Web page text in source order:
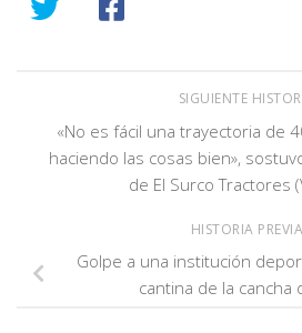
SIGUIENTE
«No es fácil una trayectoria de
haciendo las cosas bien»,
de El Surco Tractores
HISTORIA PREVIA
Golpe a una institución
cantina de la cancha